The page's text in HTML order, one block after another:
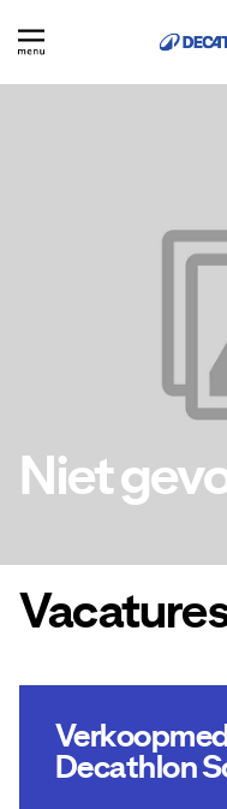
Niet
Decathlon